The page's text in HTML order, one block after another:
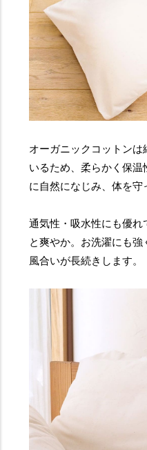
オーガニックコットン
いるため、柔らかく保
に自然になじみ、体を守
通気性・吸水性にも優れ
と爽やか。お洗濯にも
風合いが長続きします。